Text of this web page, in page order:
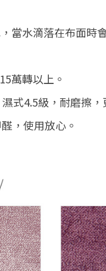
當水滴落在布面時
萬轉以上。
式4.5級，耐磨擦，
，使用放心。